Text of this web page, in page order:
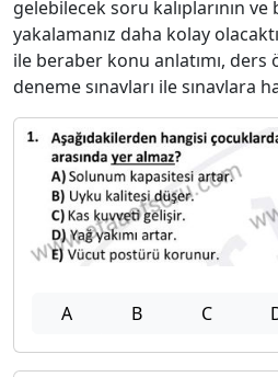
gelebilecek soru kalıplarının ve
yakalamanız daha kolay
ile beraber konu anlatımı, ders
deneme sınavları ile sınavlara
A B C